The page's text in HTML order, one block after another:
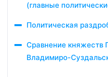
(главные
Политическая
Сравнение княжеств
Владимиро-